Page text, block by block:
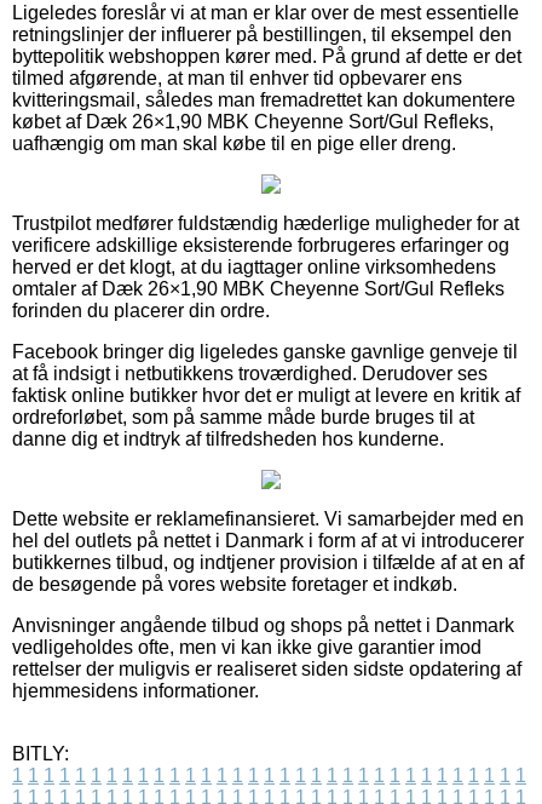
Ligeledes foreslår vi at man er klar over de mest essentielle
retningslinjer der influerer på bestillingen, til eksempel den
byttepolitik webshoppen kører med. På grund af dette er det
tilmed afgørende, at man til enhver tid opbevarer ens
kvitteringsmail, således man fremadrettet kan dokumentere
købet af Dæk 26×1,90 MBK Cheyenne Sort/Gul Refleks,
uafhængig om man skal købe til en pige eller dreng.
Trustpilot medfører fuldstændig hæderlige muligheder for at
verificere adskillige eksisterende forbrugeres erfaringer og
herved er det klogt, at du iagttager online virksomhedens
omtaler af Dæk 26×1,90 MBK Cheyenne Sort/Gul Refleks
forinden du placerer din ordre.
Facebook bringer dig ligeledes ganske gavnlige genveje til
at få indsigt i netbutikkens troværdighed. Derudover ses
faktisk online butikker hvor det er muligt at levere en kritik af
ordreforløbet, som på samme måde burde bruges til at
danne dig et indtryk af tilfredsheden hos kunderne.
Dette website er reklamefinansieret. Vi samarbejder med en
hel del outlets på nettet i Danmark i form af at vi introducerer
butikkernes tilbud, og indtjener provision i tilfælde af at en af
de besøgende på vores website foretager et indkøb.
Anvisninger angående tilbud og shops på nettet i Danmark
vedligeholdes ofte, men vi kan ikke give garantier imod
rettelser der muligvis er realiseret siden sidste opdatering af
hjemmesidens informationer.
BITLY:
1 1 1 1 1 1 1 1 1 1 1 1 1 1 1 1 1 1 1 1 1 1 1 1 1 1 1 1 1 1 1 1 1
1 1 1 1 1 1 1 1 1 1 1 1 1 1 1 1 1 1 1 1 1 1 1 1 1 1 1 1 1 1 1 1 1